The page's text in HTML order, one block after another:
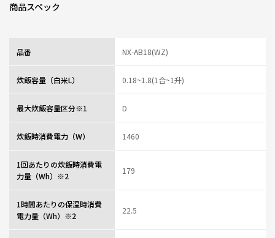
商品スペック
品番 NX-AB18(WZ)
炊飯容量（白米L） 0.18~1.8(1合~1升)
最大炊飯容量区分※1 D
炊飯時消費電力（W） 1460
1回あたりの炊飯時消費電
力量（Wh）※2
179
1時間あたりの保温時消費
電力量（Wh）※2
22.5